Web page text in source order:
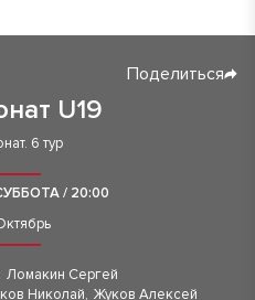
U19
Поделиться
6 тур
/ 20:00
Ломакин Сергей
Николай, Жуков Алексей